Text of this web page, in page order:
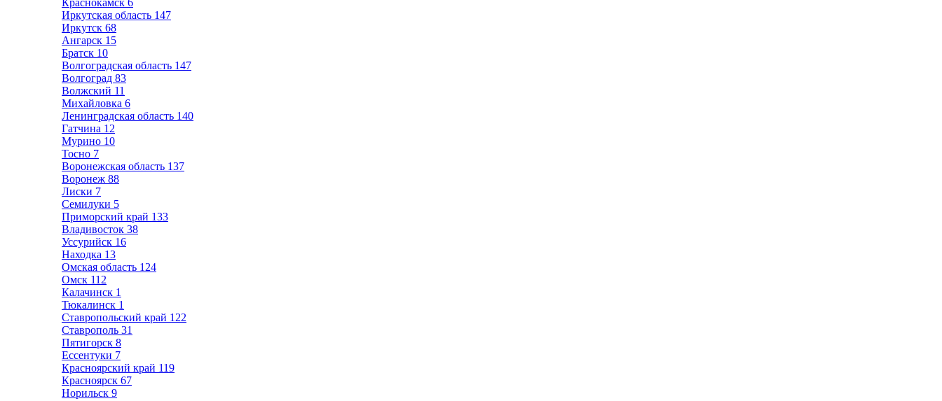
Краснокамск 6
Иркутская область 147
Иркутск 68
Ангарск 15
Братск 10
Волгоградская область 147
Волгоград 83
Волжский 11
Михайловка 6
Ленинградская область 140
Гатчина 12
Мурино 10
Тосно 7
Воронежская область 137
Воронеж 88
Лиски 7
Семилуки 5
Приморский край 133
Владивосток 38
Уссурийск 16
Находка 13
Омская область 124
Омск 112
Калачинск 1
Тюкалинск 1
Ставропольский край 122
Ставрополь 31
Пятигорск 8
Ессентуки 7
Красноярский край 119
Красноярск 67
Норильск 9